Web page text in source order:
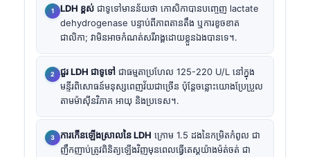
LDH ខ្ពស់ ជាទូទៅមានន័យថា កោសិកាបានបញ្ចេញ lactate
dehydrogenase បន្ទាប់ពីភាពតានតឹង ឬការខូចខាត
ជាលិកា; វាមិនអាចកំណត់សរីរាង្គដោយខ្លួនឯងបានទេ។.
ជួរ LDH ជាទូទៅ ជាធម្មតាប្រហែល 125-220 U/L នៅក្នុង
មន្ទីរពិសោធន៍មនុស្សពេញវ័យជាច្រើន ប៉ុន្តែចន្លោះយោងប្រែប្រួល
តាមម៉ាស៊ីនវិភាគ អាយុ និងប្រទេស។.
ការកើនឡើងស្រាលនៃ LDH ក្រោម 1.5 ដងនៃកម្រិតកំពូល ជា
ញឹកញាប់ត្រូវពិនិត្យឡើងវិញមុនពេលធ្វើតេស្តយ៉ាងម៉ត់ចត់ ជា